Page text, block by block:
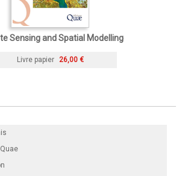
Sensing and Spatial Modelling
Livre papier 26,00 €